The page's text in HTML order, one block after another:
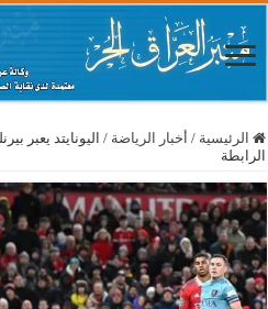
الرئيسية / أخبار الرياضة / اليونايتد يعبر
الرابطة